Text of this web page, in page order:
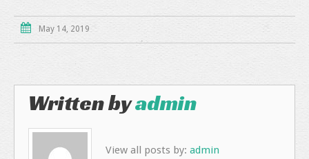
May 14, 2019
Written byadmin
View all posts by: admin